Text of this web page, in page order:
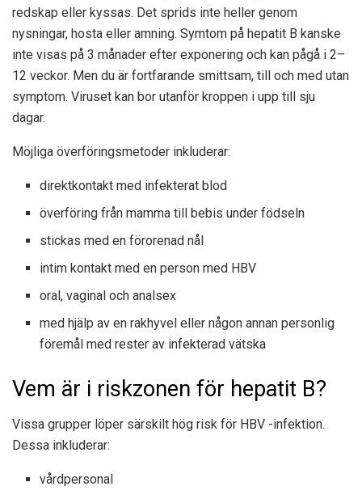
redskap eller kyssas. Det sprids inte heller genom
nysningar, hosta eller amning. Symtom på hepatit B kanske
inte visas på 3 månader efter exponering och kan pågå i 2–
12 veckor. Men du är fortfarande smittsam, till och med utan
symptom. Viruset kan bor utanför kroppen i upp till sju
dagar.
Möjliga överföringsmetoder inkluderar:
direktkontakt med infekterat blod
överföring från mamma till bebis under födseln
stickas med en förorenad nål
intim kontakt med en person med HBV
oral, vaginal och analsex
med hjälp av en rakhyvel eller någon annan personlig
föremål med rester av infekterad vätska
Vem är i riskzonen för hepatit B?
Vissa grupper löper särskilt hög risk för HBV -infektion.
Dessa inkluderar:
vårdpersonal